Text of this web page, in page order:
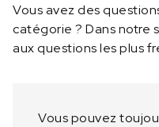
Vous avez des
catégorie ? Dans notre
aux questions les plus
Vous pouvez